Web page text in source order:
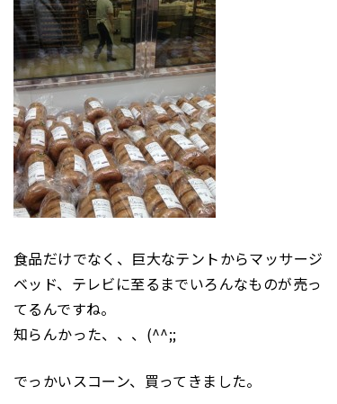
食品だけでなく、巨大なテントからマッサージ
ベッド、テレビに至るまでいろんなものが売っ
てるんですね。
知らんかった、、、(^^;;
でっかいスコーン、買ってきました。